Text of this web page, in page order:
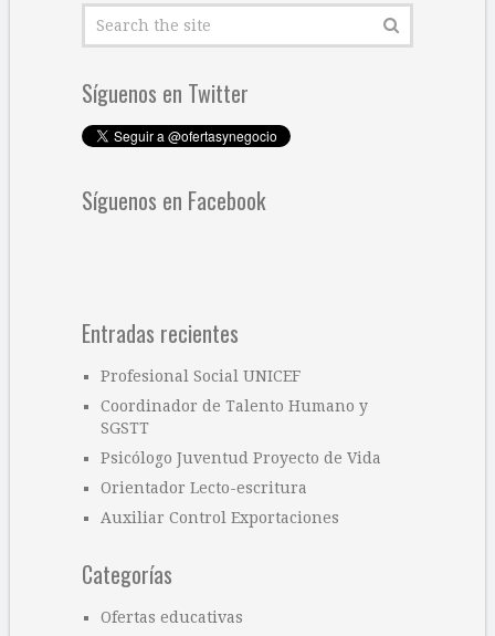
Síguenos en Twitter
Síguenos en Facebook
Entradas recientes
Profesional Social UNICEF
Coordinador de Talento Humano y
SGSTT
Psicólogo Juventud Proyecto de Vida
Orientador Lecto-escritura
Auxiliar Control Exportaciones
Categorías
Ofertas educativas